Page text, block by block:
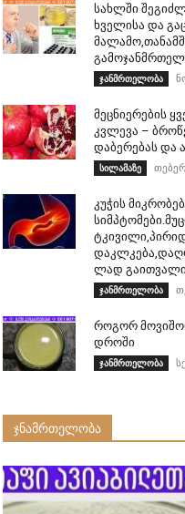
სახლში
ხველისა და
ჯანმრთელობა
მეცნიერების
კვლევა –
დაბერებას და
სილამაზე
კუჭის
ლად
ჯანმრთელობა
როგორ
დროში
ჯანმრთელობა
ჯნამრთელობა